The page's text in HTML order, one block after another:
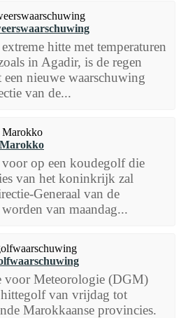
hitte met temperaturen
in Agadir, is de regen
nieuwe waarschuwing
van de...
op een koudegolf die
van het koninkrijk zal
Generaal van de
van maandag...
voor Meteorologie (DGM)
van vrijdag tot
Marokkaanse provincies.